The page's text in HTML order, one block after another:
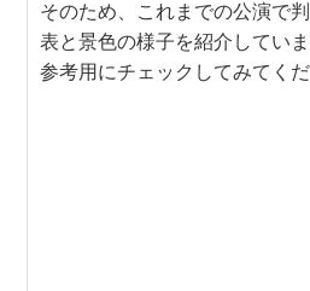
そのため、これまでの公演で
表と景色の様子を紹介していま
参考用にチェックしてみてくだ